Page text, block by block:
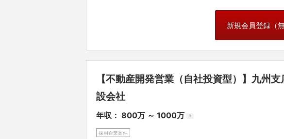
新規会員登録（無
【不動産開発営業（自社投資型）】九州
設会社
年収： 800万 ～ 1000万 ?
採用企業案件